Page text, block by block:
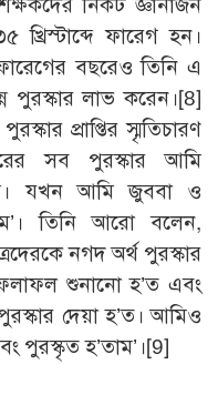
ফারেগ হন।
বছরেও তিনি এ
পুরস্কার লাভ করেন।[8]
প্রাপ্তির স্মৃতিচারণ
সব পুরস্কার আমি
যখন আমি জুববা ও
তিনি আরো বলেন,
নগদ অর্থ পুরস্কার
ফলাফল শুনানো হ’ত এবং
দেয়া হ’ত। আমিও
পুরস্কৃত হ’তাম’।[9]